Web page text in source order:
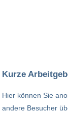
Kurze
Hier können Sie
andere Besucher